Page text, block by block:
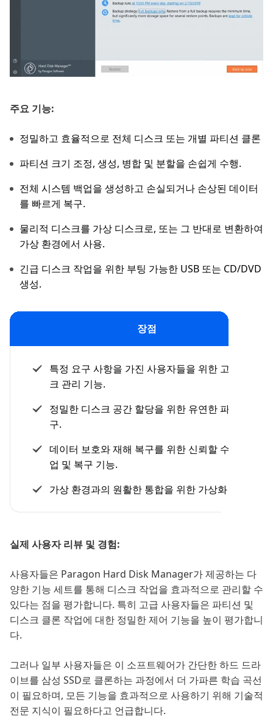
주요 기능:
정밀하고 효율적으로 전체 디스크 또는 개별 파티션 클론
파티션 크기 조정, 생성, 병합 및 분할을 손쉽게 수행.
전체 시스템 백업을 생성하고 손실되거나 손상된 데이터
를 빠르게 복구.
물리적 디스크를 가상 디스크로, 또는 그 반대로 변환하여
가상 환경에서 사용.
긴급 디스크 작업을 위한 부팅 가능한 USB 또는 CD/DVD
생성.
장점
특정 요구 사항을 가진 사용자들을 위한 고급 디스
크 관리 기능.
정밀한 디스크 공간 할당을 위한 유연한 파티션 도
구.
데이터 보호와 재해 복구를 위한 신뢰할 수 있는 백
업 및 복구 기능.
가상 환경과의 원활한 통합을 위한 가상화 지원.
실제 사용자 리뷰 및 경험:
사용자들은 Paragon Hard Disk Manager가 제공하는 다
양한 기능 세트를 통해 디스크 작업을 효과적으로 관리할 수
있다는 점을 평가합니다. 특히 고급 사용자들은 파티션 및
디스크 클론 작업에 대한 정밀한 제어 기능을 높이 평가합니
다.
그러나 일부 사용자들은 이 소프트웨어가 간단한 하드 드라
이브를 삼성 SSD로 클론하는 과정에서 더 가파른 학습 곡선
이 필요하며, 모든 기능을 효과적으로 사용하기 위해 기술적
전문 지식이 필요하다고 언급합니다.